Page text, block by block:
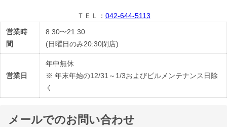
ＴＥＬ： 042-644-5113
営業時
間
8:30〜21:30
(日曜日のみ20:30閉店)
営業日
年中無休
※ 年末年始の12/31～1/3およびビルメンテナンス日除
く
メールでのお問い合わせ